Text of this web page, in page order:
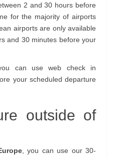
2 and 30 hours before
for the majority of airports
airports are only available
and 30 minutes before your
can use web check in
your scheduled departure
outside of
, you can use our 30-